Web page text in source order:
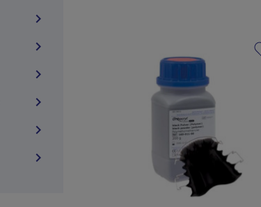
chevron_right
chevron_right
chevron_right
chevron_right
chevron_right
chevron_right